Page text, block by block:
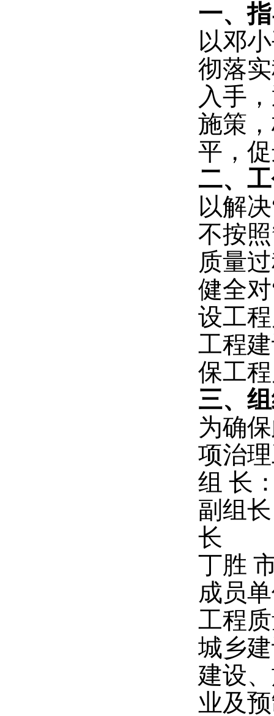
一、
以邓
彻落
入手
施策
平，
二、
以解
不按
质量
健全
设工
工程
保工
三、
为确
项治
组 长
副组
长
丁胜
成员
工程
城乡
建设
业及